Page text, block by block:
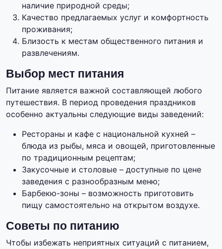
наличие природной среды;
Качество предлагаемых услуг и комфортность
проживания;
Близость к местам общественного питания и
развлечениям.
Выбор мест питания
Питание является важной составляющей любого
путешествия. В период проведения праздников
особенно актуальны следующие виды заведений:
Рестораны и кафе с национальной кухней –
блюда из рыбы, мяса и овощей, приготовленные
по традиционным рецептам;
Закусочные и столовые – доступные по цене
заведения с разнообразным меню;
Барбекю-зоны – возможность приготовить
пищу самостоятельно на открытом воздухе.
Советы по питанию
Чтобы избежать неприятных ситуаций с питанием,